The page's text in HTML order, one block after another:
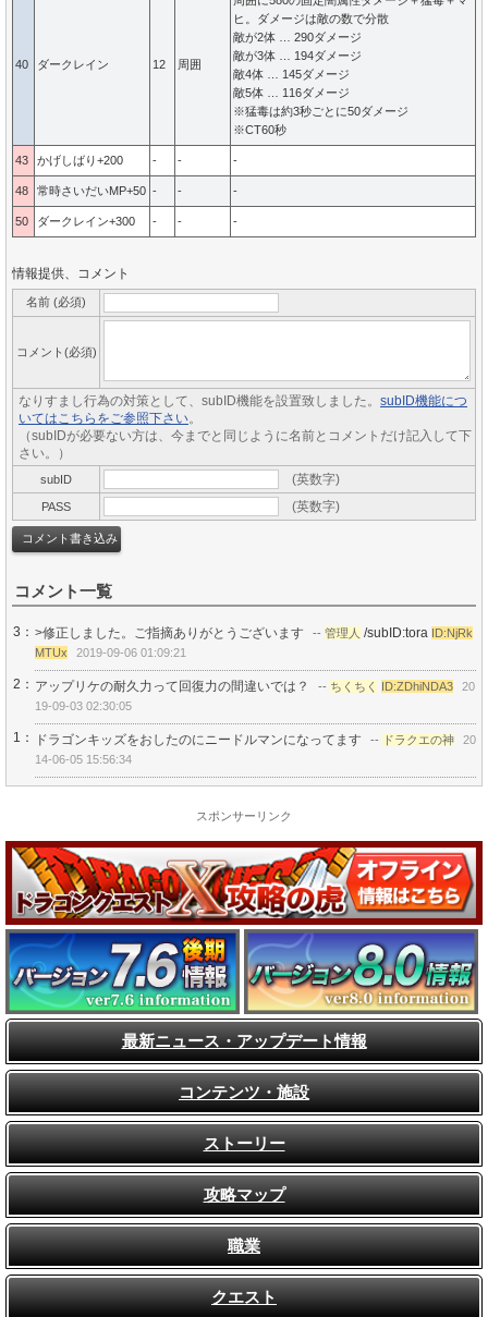
40 ダークレイン 12 周囲
ヒ。ダメージは敵の数で分散
敵が2体 … 290ダメージ
敵が3体 … 194ダメージ
敵4体 … 145ダメージ
敵5体 … 116ダメージ
※猛毒は約3秒ごとに50ダメージ
※CT60秒
43 かげしばり+200 - - -
48 常時さいだいMP+50 - - -
50 ダークレイン+300 - - -
情報提供、コメント
名前 (必須)
コメント(必須)
なりすまし行為の対策として、subID機能を設置致しました。 subID機能につ
いてはこちらをご参照下さい。
（subIDが必要ない方は、今までと同じように名前とコメントだけ記入して下
さい。）
subID (英数字)
PASS (英数字)
コメント一覧
3： >修正しました。ご指摘ありがとうございます -- 管理人 /subID:tora ID:NjRk
MTUx
2019-09-06 01:09:21
2： アップリケの耐久力って回復力の間違いでは？ -- ちくちく ID:ZDhiNDA3
20
19-09-03 02:30:05
1： ドラゴンキッズをおしたのにニードルマンになってます -- ドラクエの神
20
14-06-05 15:56:34
スポンサーリンク
最新ニュース・アップデート情報
コンテンツ・施設
ストーリー
攻略マップ
職業
クエスト